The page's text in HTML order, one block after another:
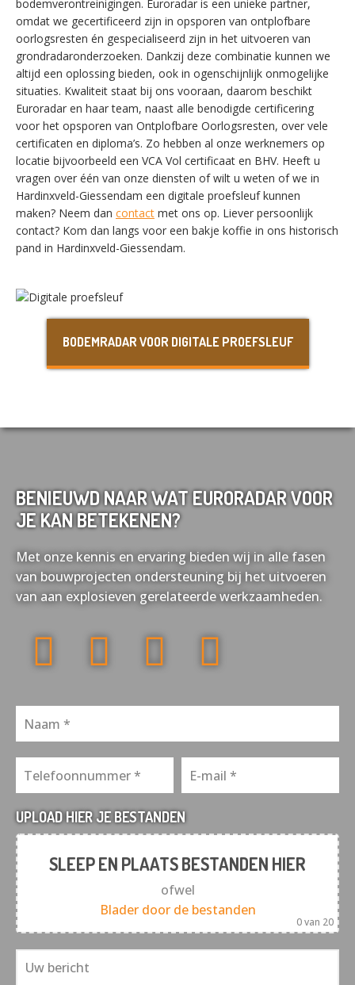
bodemverontreinigingen. Euroradar is een unieke partner,
omdat we gecertificeerd zijn in opsporen van ontplofbare
oorlogsresten én gespecialiseerd zijn in het uitvoeren van
grondradaronderzoeken. Dankzij deze combinatie kunnen we
altijd een oplossing bieden, ook in ogenschijnlijk onmogelijke
situaties. Kwaliteit staat bij ons vooraan, daarom beschikt
Euroradar en haar team, naast alle benodigde certificering
voor het opsporen van Ontplofbare Oorlogsresten, over vele
certificaten en diploma’s. Zo hebben al onze werknemers op
locatie bijvoorbeeld een VCA Vol certificaat en BHV. Heeft u
vragen over één van onze diensten of wilt u weten of we in
Hardinxveld-Giessendam een digitale proefsleuf kunnen
maken? Neem dan contact met ons op. Liever persoonlijk
contact? Kom dan langs voor een bakje koffie in ons historisch
pand in Hardinxveld-Giessendam.
BODEMRADAR VOOR DIGITALE PROEFSLEUF
BENIEUWD NAAR WAT EURORADAR VOOR
JE KAN BETEKENEN?
Met onze kennis en ervaring bieden wij in alle fasen
van bouwprojecten ondersteuning bij het uitvoeren
van aan explosieven gerelateerde werkzaamheden.
UPLOAD HIER JE BESTANDEN
SLEEP EN PLAATS BESTANDEN HIER
ofwel
Blader door de bestanden
0van 20
SWITCH THE LANGUAGE
Nederlands English
Français Deutsch